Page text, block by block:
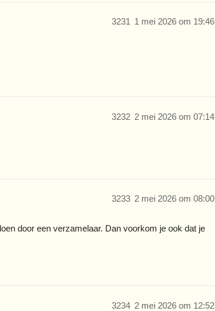
1 mei 2026 om 19:46
3231
2 mei 2026 om 07:14
3232
2 mei 2026 om 08:00
3233
door een verzamelaar. Dan voorkom je ook dat je
2 mei 2026 om 12:52
3234